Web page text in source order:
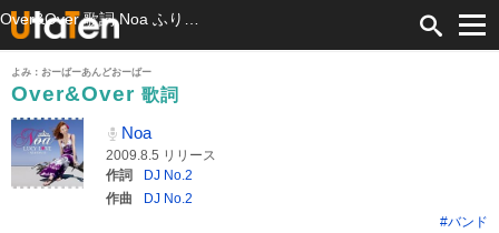
よみ：おーばーあんどおーばー
Over&Over 歌詞
Noa
2009.8.5 リリース
作詞
DJ No.2
作曲
DJ No.2
#バンド